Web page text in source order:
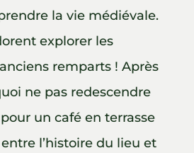
la vie médiévale.
explorer les
remparts ! Après
ne pas redescendre
un café en terrasse
l’histoire du lieu et